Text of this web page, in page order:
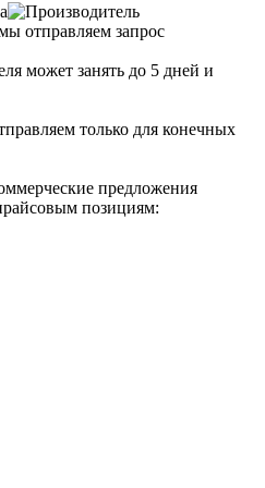
отправляем запрос
может занять до 5 дней и
только для конечных
предложения
позициям: